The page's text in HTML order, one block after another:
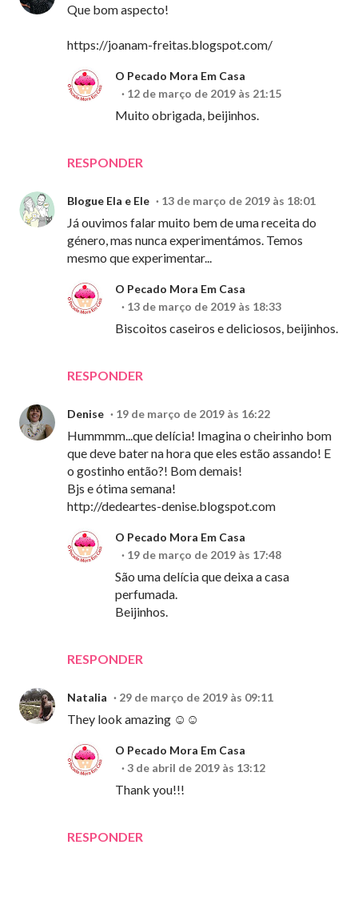
Que bom aspecto!
https://joanam-freitas.blogspot.com/
RESPONDER
O Pecado Mora Em Casa
12 de março de 2019 às 21:15
Muito obrigada, beijinhos.
Blogue Ela e Ele 13 de março de 2019 às 18:01
Já ouvimos falar muito bem de uma receita do
género, mas nunca experimentámos. Temos
mesmo que experimentar...
RESPONDER
O Pecado Mora Em Casa
13 de março de 2019 às 18:33
Biscoitos caseiros e deliciosos, beijinhos.
Denise 19 de março de 2019 às 16:22
Hummmm...que delícia! Imagina o cheirinho bom
que deve bater na hora que eles estão assando! E
o gostinho então?! Bom demais!
Bjs e ótima semana!
http://dedeartes-denise.blogspot.com
RESPONDER
O Pecado Mora Em Casa
19 de março de 2019 às 17:48
São uma delícia que deixa a casa
perfumada.
Beijinhos.
Natalia 29 de março de 2019 às 09:11
They look amazing ☺☺
RESPONDER
O Pecado Mora Em Casa
3 de abril de 2019 às 13:12
Thank you!!!